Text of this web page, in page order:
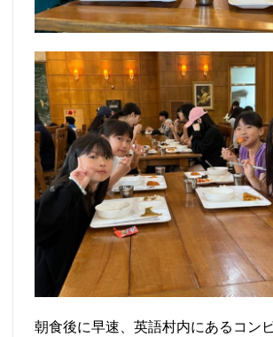
朝食後に早速、英語村内にあるコン